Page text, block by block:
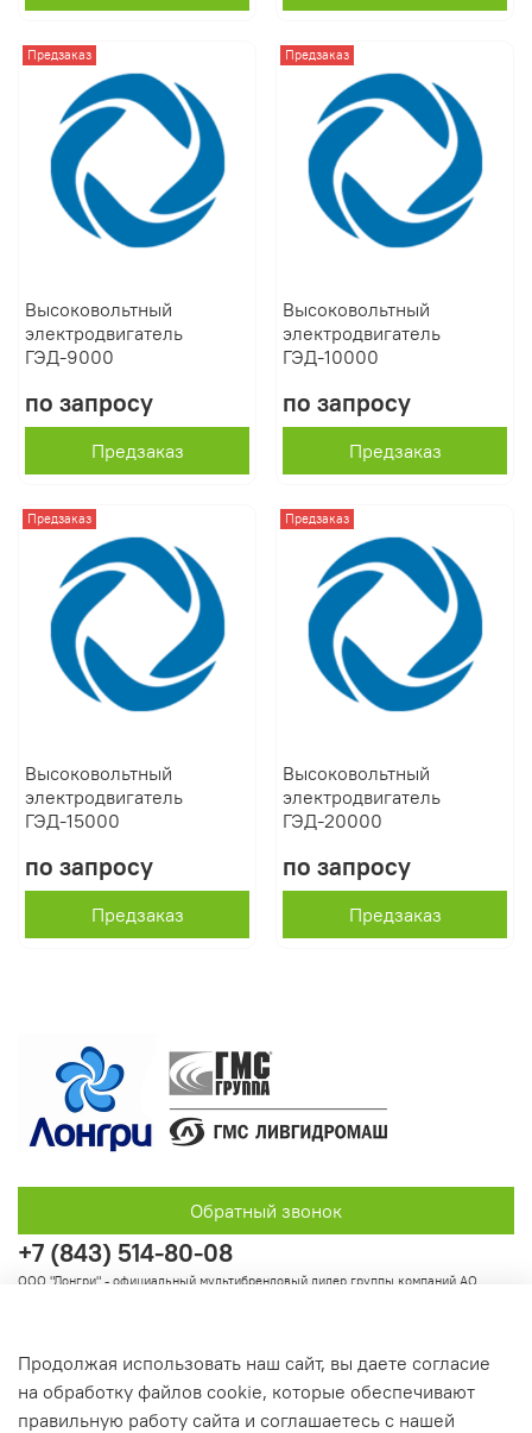
Предзаказ
Высоковольтный
электродвигатель
ГЭД-9000
по запросу
Предзаказ
Предзаказ
Высоковольтный
электродвигатель
ГЭД-10000
по запросу
Предзаказ
Предзаказ
Высоковольтный
электродвигатель
ГЭД-15000
по запросу
Предзаказ
Предзаказ
Высоковольтный
электродвигатель
ГЭД-20000
по запросу
Предзаказ
Информация
+7 (843) 514-80-08
ООО "Лонгри" - официальный мультибрендовый дилер группы компаний АО
Обратный звонок
Продолжая использовать наш сайт, вы даете согласие
на обработку файлов cookie, которые обеспечивают
правильную работу сайта и соглашаетесь с нашей